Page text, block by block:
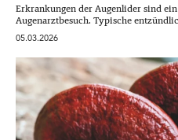
Erkrankungen der Augenlider sind
Augenarztbesuch. Typische
05.03.2026